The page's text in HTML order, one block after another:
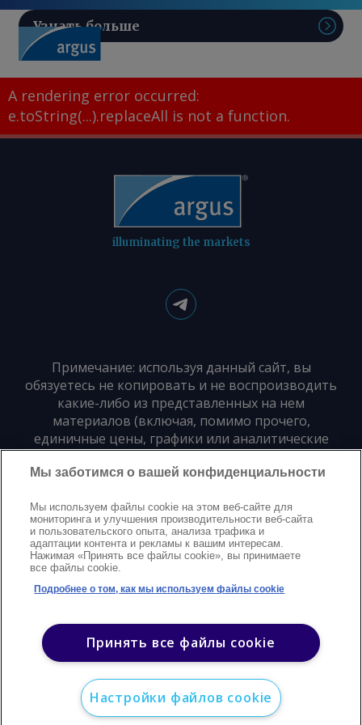
Узнать больше
A rendering error occurred:
e.toString(...).replaceAll is not a function.
illuminating the markets
Примечание: используя данный сайт, вы
обязуетесь не копировать и не воспроизводить
какие-либо из представленных на нем
материалов (включая, помимо прочего,
единичные цены, графики или аналитические
материалы) в любой форме и для любых целей
без предварительного письменного согласия
Политика конфиденциальностиTrademarks
Защита авторских правУсловияModern Slavery Statement
Мы заботимся о вашей конфиденциальности
Мы используем файлы cookie на этом веб-сайте для
мониторинга и улучшения производительности веб-сайта
и пользовательского опыта, анализа трафика и
адаптации контента и рекламы к вашим интересам.
Нажимая «Принять все файлы cookie», вы принимаете
все файлы cookie.
Подробнее о том, как мы используем файлы cookie
Принять все файлы cookie
Настройки файлов cookie